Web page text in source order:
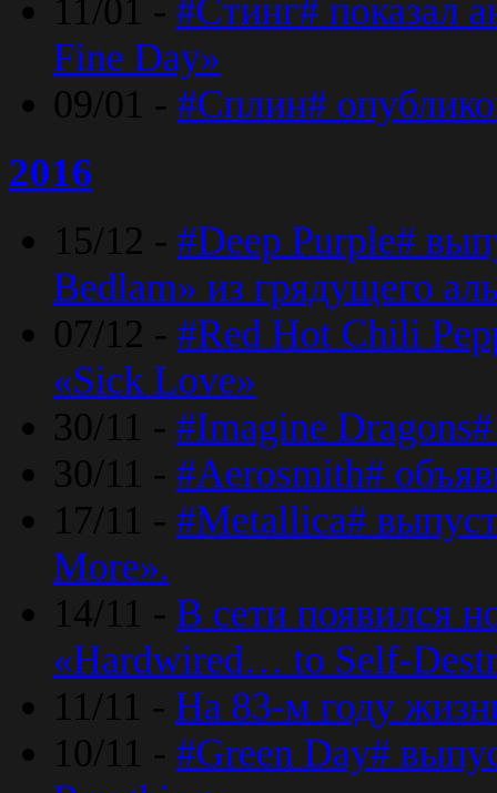
11/01 - #Стинг# показал
Fine Day»
09/01 - #Сплин#
2016
15/12 - #Deep Purple#
Bedlam» из грядущего
07/12 - #Red Hot Chili
«Sick Love»
30/11 - #Imagine
30/11 - #Aerosmith#
17/11 - #Metallica#
More».
14/11 - В сети появился
«Hardwired… to Self-
11/11 - На 83-м году
10/11 - #Green Day#